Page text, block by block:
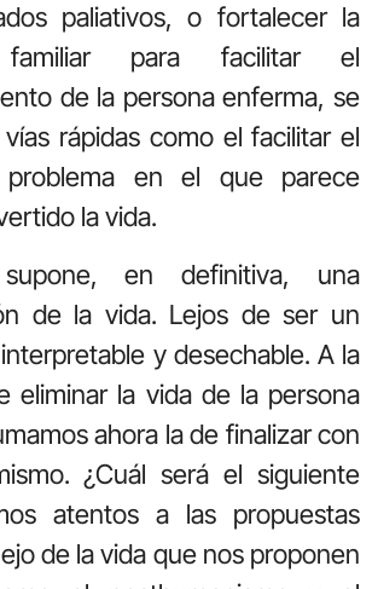
paliativos, o fortalecer la
familiar para facilitar el
de la persona enferma, se
rápidas como el facilitar el
en el que parece
la vida.
en definitiva, una
de la vida. Lejos de ser un
y desechable. A la
eliminar la vida de la persona
ahora la de finalizar con
¿Cuál será el siguiente
atentos a las propuestas
de la vida que nos proponen